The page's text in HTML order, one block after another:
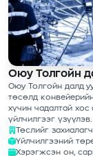
Оюу Толгойн
Оюу Толгойн далд
төсөлд
хүчин чадалтай хос
үйлчилгээг үзүүлэв.
Төслийг
Үйлчилгээний
Хэрэгжсэн он, сар: